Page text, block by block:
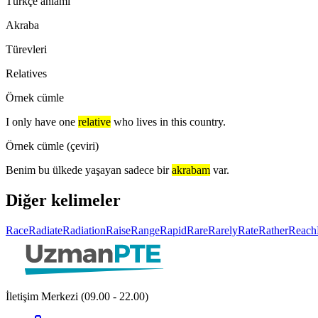
Akraba
Türevleri
Relatives
Örnek cümle
I only have one relative who lives in this country.
Örnek cümle (çeviri)
Benim bu ülkede yaşayan sadece bir akrabam var.
Diğer kelimeler
RaceRadiateRadiationRaiseRangeRapidRareRarelyRateRatherReach
İletişim Merkezi (09.00 - 22.00)